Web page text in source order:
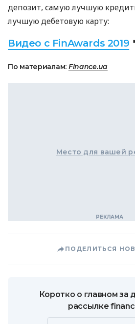
депозит, самую лучшую
лучшую дебетовую карту:
Видео с FinAwards 2019
По материалам: Finance.ua
Место для вашей
ПОДЕЛИТЬСЯ
Коротко о главном за
рассылке